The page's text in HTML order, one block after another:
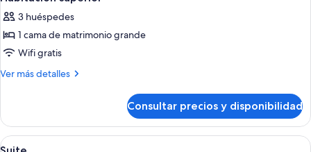
todas
las
fotos
de
Habitación
3 huéspedes
1 cama de matrimonio grande
Wifi gratis
Ver más detalles
Más
superior
Consultar precios y disponibilidad
Abrir
Habitación de hotel con una cama
5